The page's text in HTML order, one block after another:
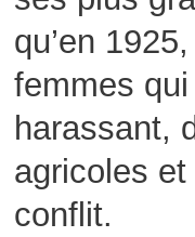
qu’en
femmes
harassant,
agricoles
conflit.